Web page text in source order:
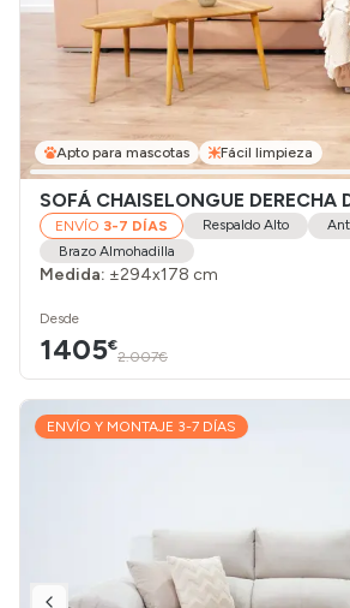
Apto para mascotas Fácil limpieza
SOFÁ CHAISELONGUE DERECHA
ENVÍO 3-7 DÍAS Respaldo Alto
Brazo Almohadilla
Medida: ±294x178 cm
Desde
1405€
2.007€
ENVÍO Y MONTAJE 3-7 DÍAS